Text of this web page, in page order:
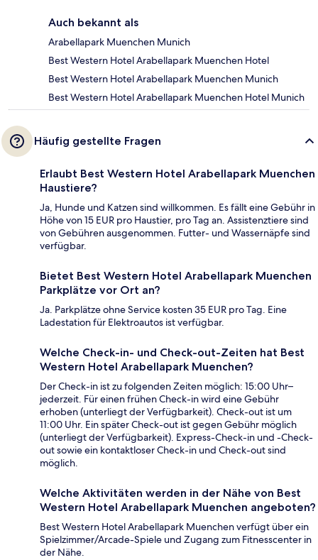
Auch bekannt als
Arabellapark Muenchen Munich
Best Western Hotel Arabellapark Muenchen Hotel
Best Western Hotel Arabellapark Muenchen Munich
Best Western Hotel Arabellapark Muenchen Hotel Munich
Häufig gestellte Fragen
Erlaubt Best Western Hotel Arabellapark Muenchen
Haustiere?
Ja, Hunde und Katzen sind willkommen. Es fällt eine Gebühr in
Höhe von 15 EUR pro Haustier, pro Tag an. Assistenztiere sind
von Gebühren ausgenommen. Futter- und Wassernäpfe sind
verfügbar.
Bietet Best Western Hotel Arabellapark Muenchen
Parkplätze vor Ort an?
Ja. Parkplätze ohne Service kosten 35 EUR pro Tag. Eine
Ladestation für Elektroautos ist verfügbar.
Welche Check-in- und Check-out-Zeiten hat Best
Western Hotel Arabellapark Muenchen?
Der Check-in ist zu folgenden Zeiten möglich: 15:00 Uhr–
jederzeit. Für einen frühen Check-in wird eine Gebühr
erhoben (unterliegt der Verfügbarkeit). Check-out ist um
11:00 Uhr. Ein später Check-out ist gegen Gebühr möglich
(unterliegt der Verfügbarkeit). Express-Check-in und -Check-
out sowie ein kontaktloser Check-in und Check-out sind
möglich.
Welche Aktivitäten werden in der Nähe von Best
Western Hotel Arabellapark Muenchen angeboten?
Best Western Hotel Arabellapark Muenchen verfügt über ein
Spielzimmer/Arcade-Spiele und Zugang zum Fitnesscenter in
der Nähe.